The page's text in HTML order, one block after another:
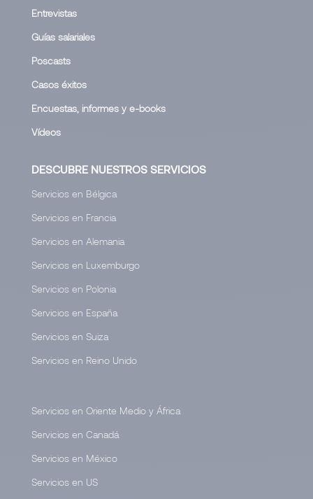
Entrevistas
Guías salariales
Poscasts
Casos éxitos
Encuestas, informes y e-books
Vídeos
DESCUBRE NUESTROS SERVICIOS
Servicios en Bélgica
Servicios en Francia
Servicios en Alemania
Servicios en Luxemburgo
Servicios en Polonia
Servicios en España
Servicios en Suiza
Servicios en Reino Unido
Servicios en Oriente Medio y África
Servicios en Canadá
Servicios en México
Servicios en US